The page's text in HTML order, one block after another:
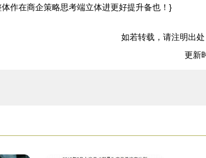
作在商企策略思考端立体进更好提升备也！}
如若转载，请注明出
更新